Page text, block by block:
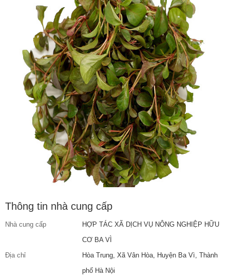
Thông tin nhà cung cấp
Nhà cung cấp
HỢP TÁC XÃ DỊCH VỤ NÔNG NGHIỆP HỮU
CƠ BA VÌ
Địa chỉ
Hòa Trung, Xã Vân Hòa, Huyện Ba Vì, Thành
phố Hà Nội